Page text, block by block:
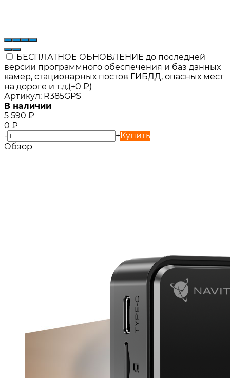
БЕСПЛАТНОЕ ОБНОВЛЕНИЕ до последней
версии программного обеспечения и баз данных
камер, стационарных постов ГИБДД, опасных мест
на дороге и т.д.(+0 ₽)
Артикул: R385GPS
В наличии
5 590 ₽
0 ₽
-
+Купить
Обзор